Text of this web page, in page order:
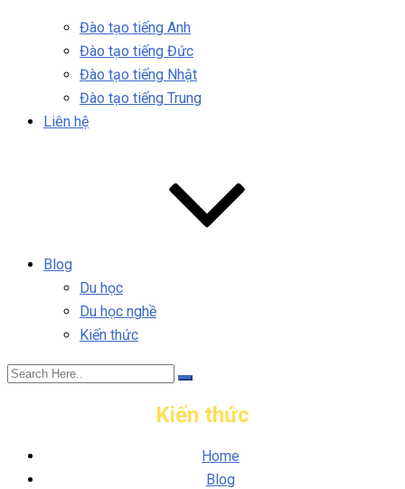
Đào tạo tiếng Anh
Đào tạo tiếng Đức
Đào tạo tiếng Nhật
Đào tạo tiếng Trung
Liên hệ
Blog
Du học
Du học nghề
Kiến thức
Kiến thức
Home
Blog